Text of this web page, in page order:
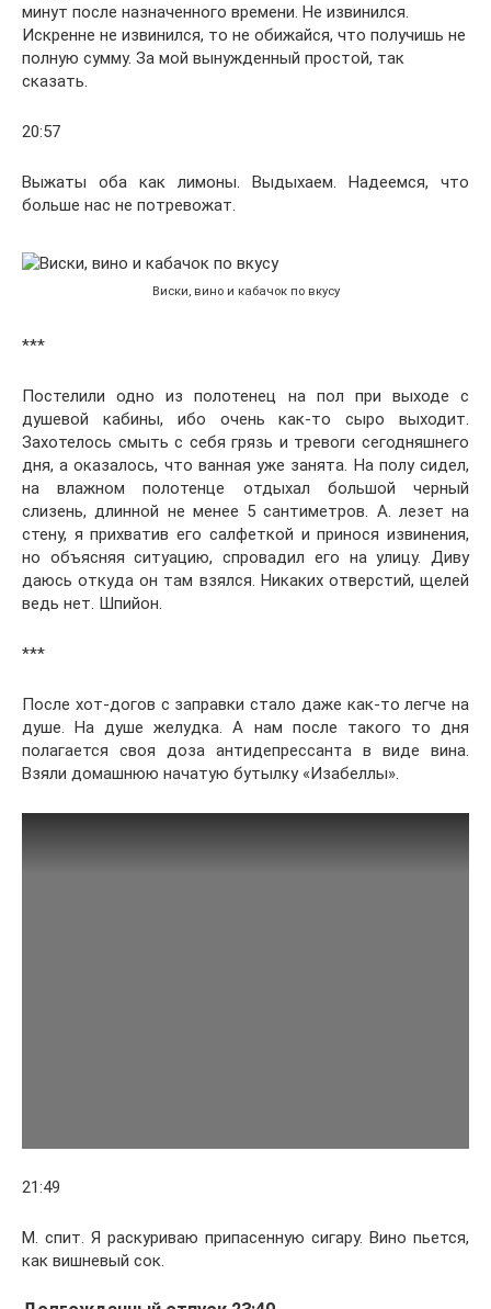
минут после назначенного времени. Не извинился.
Искренне не извинился, то не обижайся, что получишь не
полную сумму. За мой вынужденный простой, так
сказать.
20:57
Выжаты оба как лимоны. Выдыхаем. Надеемся, что
больше нас не потревожат.
Виски, вино и кабачок по вкусу
***
Постелили одно из полотенец на пол при выходе с
душевой кабины, ибо очень как-то сыро выходит.
Захотелось смыть с себя грязь и тревоги сегодняшнего
дня, а оказалось, что ванная уже занята. На полу сидел,
на влажном полотенце отдыхал большой черный
слизень, длинной не менее 5 сантиметров. А. лезет на
стену, я прихватив его салфеткой и принося извинения,
но объясняя ситуацию, спровадил его на улицу. Диву
даюсь откуда он там взялся. Никаких отверстий, щелей
ведь нет. Шпийон.
***
После хот-догов с заправки стало даже как-то легче на
душе. На душе желудка. А нам после такого то дня
полагается своя доза антидепрессанта в виде вина.
Взяли домашнюю начатую бутылку «Изабеллы».
21:49
М. спит. Я раскуриваю припасенную сигару. Вино пьется,
как вишневый сок.